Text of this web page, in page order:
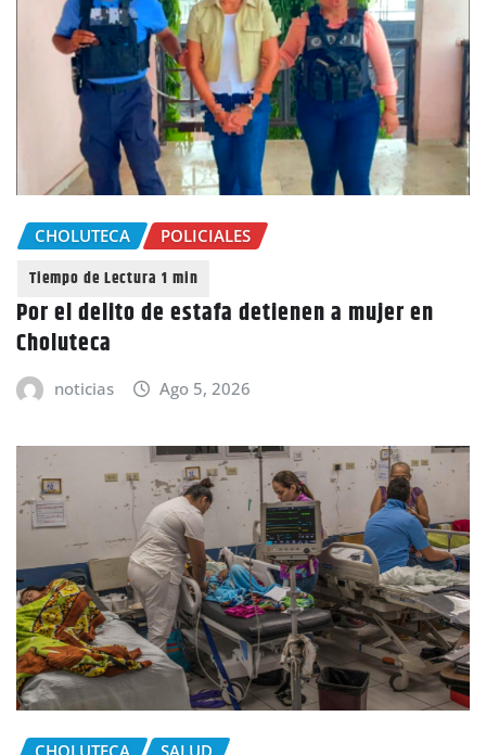
CHOLUTECA POLICIALES
Por el delito de estafa detienen a mujer en
Choluteca
noticias Ago 5, 2026
CHOLUTECA SALUD